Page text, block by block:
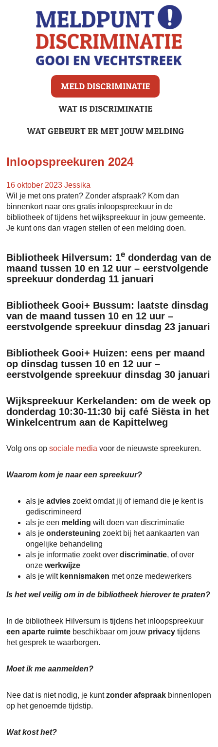
MELD DISCRIMINATIE
WAT IS DISCRIMINATIE
WAT GEBEURT ER MET JOUW MELDING
Inloopspreekuren 2024
16 oktober 2023 Jessika
Wil je met ons praten? Zonder afspraak? Kom dan
binnenkort naar ons gratis inloopspreekuur in de
bibliotheek of tijdens het wijkspreekuur in jouw gemeente.
Je kunt ons dan vragen stellen of een melding doen.
Bibliotheek Hilversum: 1edonderdag van de
maand tussen 10 en 12 uur – eerstvolgende
spreekuur donderdag 11 januari
Bibliotheek Gooi+ Bussum: laatste dinsdag
van de maand tussen 10 en 12 uur –
eerstvolgende spreekuur dinsdag 23 januari
Bibliotheek Gooi+ Huizen: eens per maand
op dinsdag tussen 10 en 12 uur –
eerstvolgende spreekuur dinsdag 30 januari
Wijkspreekuur Kerkelanden: om de week op
donderdag 10:30-11:30 bij café Siësta in het
Winkelcentrum aan de Kapittelweg
Volg ons op sociale media voor de nieuwste spreekuren.
Waarom kom je naar een spreekuur?
als je advieszoekt omdat jij of iemand die je kent is
gediscrimineerd
als je een melding wilt doen van discriminatie
als je ondersteuning zoekt bij het aankaarten van
ongelijke behandeling
als je informatie zoekt over discriminatie, of over
onze werkwijze
als je wilt kennismaken met onze medewerkers
Is het wel veilig om in de bibliotheek hierover te praten?
In de bibliotheek Hilversum is tijdens het inloopspreekuur
een aparte ruimtebeschikbaar om jouw privacy tijdens
het gesprek te waarborgen.
Moet ik me aanmelden?
Nee dat is niet nodig, je kuntzonder afspraak binnenlopen
op het genoemde tijdstip.
Wat kost het?